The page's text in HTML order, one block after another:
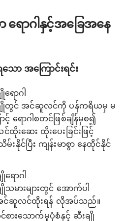
ောဂါနှင့်အခြေအနေ
ာ အကြောင်းရင်း
ောဂါ
ချိုတွင် အင်ဆူလင်ကို ပန်ကရိယမှ မ
ရောဂါစတင်ဖြစ်ချိန်မှစ၍
ဆေး ထိုးပေးခြင်းဖြင့်
နိုင်ပြီး ကျန်းမာစွာ နေထိုင်နိုင်
ောဂါ
သမားများတွင် အောက်ပါ
အင်ဆူလင်ထိုးရန် လိုအပ်သည်။
စားသောက်မှုပုံစံနှင့် ဆီးချို